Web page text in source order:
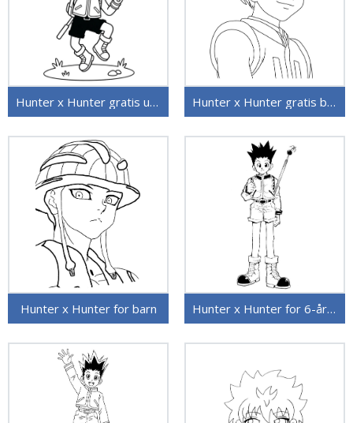
Hunter x Hunter gratis utskriftbar Hunter x Hunter gratis bilde
Hunter x Hunter for barn Hunter x Hunter for 6-åringer